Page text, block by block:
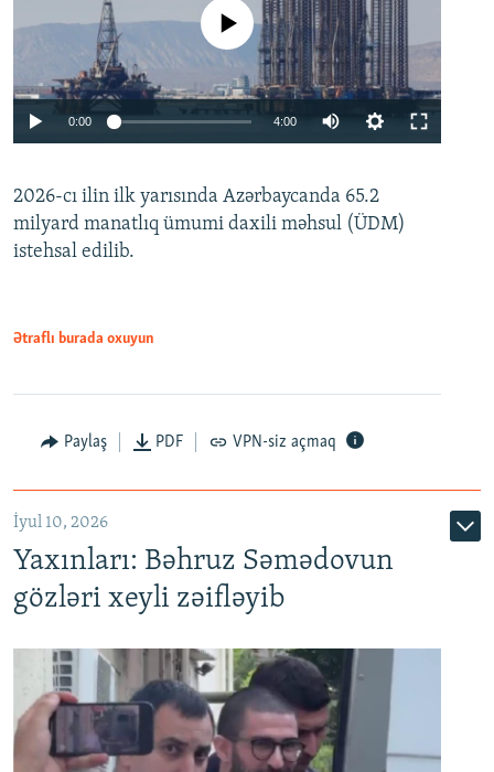
Auto 240p 360p 480p
No media source currently available
0:00 4:00
360p
480p
2026-cı ilin ilk yarısında Azərbaycanda 65.2
milyard manatlıq ümumi daxili məhsul (ÜDM)
istehsal edilib.
Ətraflı burada oxuyun
Paylaş PDF VPN-siz açmaq
İyul 10, 2026
Yaxınları: Bəhruz Səmədovun
gözləri xeyli zəifləyib